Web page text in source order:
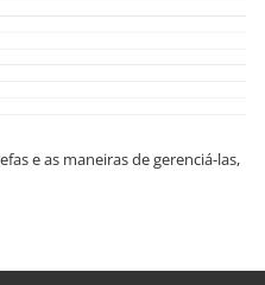
e as maneiras de gerenciá-las,